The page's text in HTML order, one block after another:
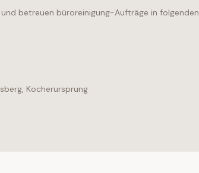
betreuen büroreinigung-Aufträge in folgenden
Kocherursprung